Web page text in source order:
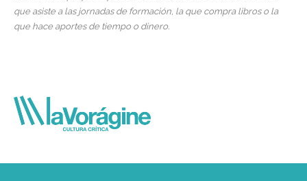
que asiste a las jornadas de formación, la que compra libros o la
que hace aportes de tiempo o dinero.